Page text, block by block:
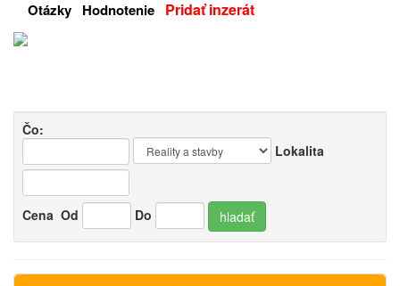
Otázky Hodnotenie Pridať inzerát
Čo:
Lokalita
Cena Od Do hladať